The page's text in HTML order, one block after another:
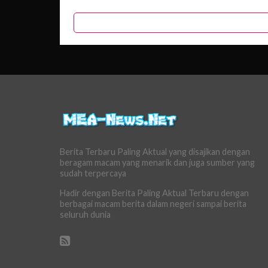
Berita Terbaru Paling Aktual yang disajikan dengan
beragam macam yang menarik dan juga sumber yang
sudah terpercaya
Hadir dengan Berita Paling Aktual Terbaru dengan
berbagai macam berita dalam negeri sampai berita
seluruh dunia